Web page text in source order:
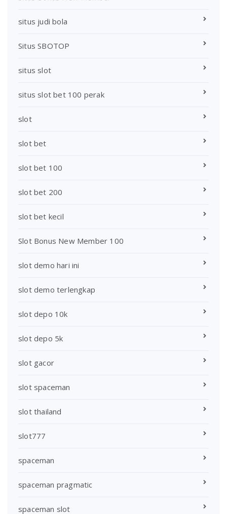
situs judi bola
Situs SBOTOP
situs slot
situs slot bet 100 perak
slot
slot bet
slot bet 100
slot bet 200
slot bet kecil
Slot Bonus New Member 100
slot demo hari ini
slot demo terlengkap
slot depo 10k
slot depo 5k
slot gacor
slot spaceman
slot thailand
slot777
spaceman
spaceman pragmatic
spaceman slot